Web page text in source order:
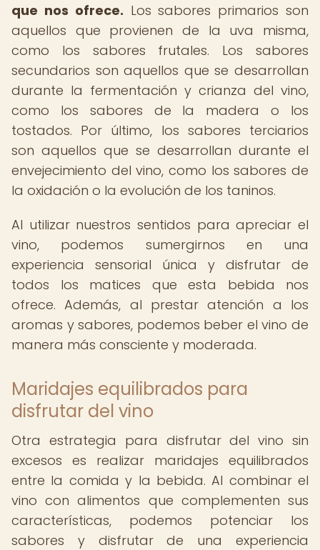
que nos ofrece. Los sabores primarios son
aquellos que provienen de la uva misma,
como los sabores frutales. Los sabores
secundarios son aquellos que se desarrollan
durante la fermentación y crianza del vino,
como los sabores de la madera o los
tostados. Por último, los sabores terciarios
son aquellos que se desarrollan durante el
envejecimiento del vino, como los sabores de
la oxidación o la evolución de los taninos.
Al utilizar nuestros sentidos para apreciar el
vino, podemos sumergirnos en una
experiencia sensorial única y disfrutar de
todos los matices que esta bebida nos
ofrece. Además, al prestar atención a los
aromas y sabores, podemos beber el vino de
manera más consciente y moderada.
Maridajes equilibrados para
disfrutar del vino
Otra estrategia para disfrutar del vino sin
excesos es realizar maridajes equilibrados
entre la comida y la bebida. Al combinar el
vino con alimentos que complementen sus
características, podemos potenciar los
sabores y disfrutar de una experiencia